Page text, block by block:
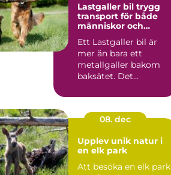
Lastgaller bil trygg
transport för både
människor och
Ett Lastgaller bil är
mer än bara ett
metallgaller bakom
baksätet. Det
säkerhe...
08. dec
Upplev unik natur i
en elk park
Att besöka en elk park